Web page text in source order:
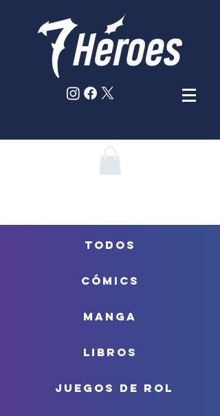
TODOS
CÓMICS
MANGA
LIBROS
JUEGOS DE ROL